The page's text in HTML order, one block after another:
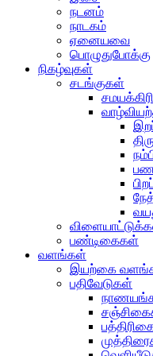
நடனம்
நாடகம்
ஏனையவை
பொழுதுபோக்கு
நிகழ்வுகள்
சடங்குகள்
பண்டிகைகள்
வளங்கள்
இயற்கை
பதிவேடுகள்